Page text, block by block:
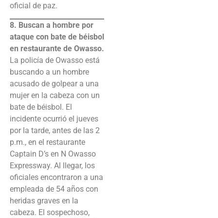
oficial de paz.
8. Buscan a hombre por
ataque con bate de béisbol
en restaurante de Owasso.
La policía de Owasso está
buscando a un hombre
acusado de golpear a una
mujer en la cabeza con un
bate de béisbol. El
incidente ocurrió el jueves
por la tarde, antes de las 2
p.m., en el restaurante
Captain D’s en N Owasso
Expressway. Al llegar, los
oficiales encontraron a una
empleada de 54 años con
heridas graves en la
cabeza. El sospechoso,